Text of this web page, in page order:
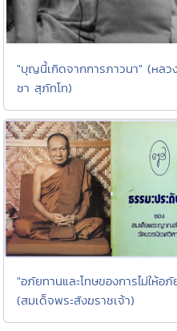
"บุญนี้เกิดจากการภาวนา" (หลว
ชา สุภัทโท)
"อภัยทานและโทษของการไม่ให้อภั
(สมเด็จพระสังฆราชเจ้า)